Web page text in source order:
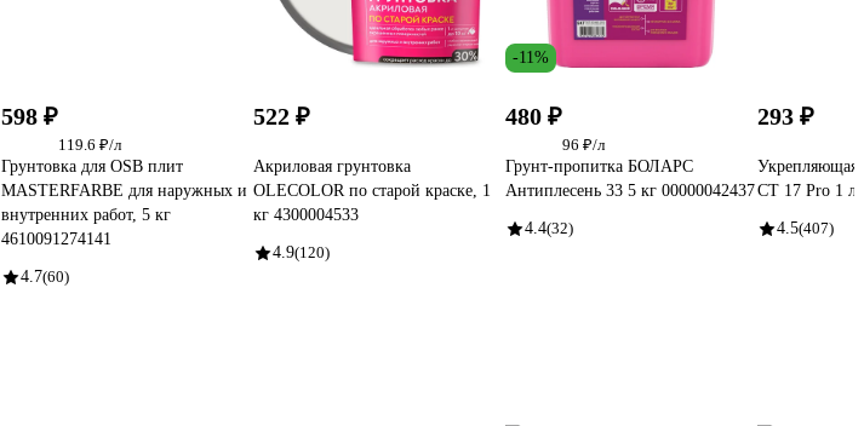
598 ₽
119.6 ₽/л
Грунтовка для OSB плит
MASTERFARBE для наружных и
внутренних работ, 5 кг
4610091274141
4.7(60)
522 ₽
Акриловая грунтовка
OLECOLOR по старой краске, 1
кг 4300004533
4.9(120)
-11%
480 ₽
96 ₽/л
Грунт-пропитка БОЛАРС
Антиплесень 33 5 кг 00000042437
4.4(32)
293 ₽
Укрепляющая
CT 17 Pro 1 л
4.5(407)